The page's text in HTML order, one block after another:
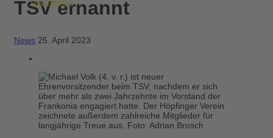
Tischtennis
TSV ernannt
News 25. April 2023